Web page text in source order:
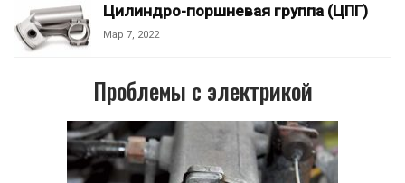
Цилиндро-поршневая группа (ЦПГ)
Мар 7, 2022
Проблемы с электрикой